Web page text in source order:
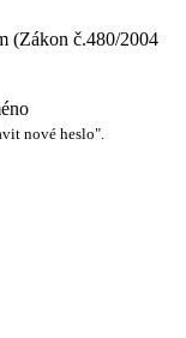
(Zákon č.480/2004
nové heslo".